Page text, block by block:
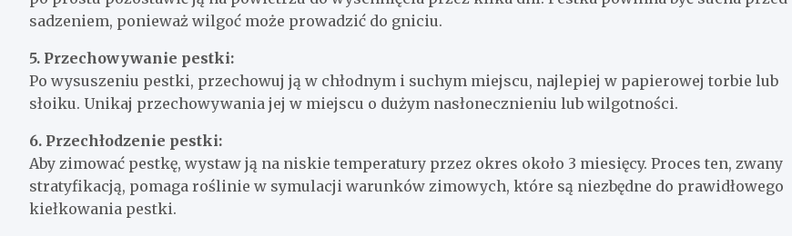
sadzeniem, ponieważ wilgoć może prowadzić do gniciu.
5. Przechowywanie pestki:
Po wysuszeniu pestki, przechowuj ją w chłodnym i suchym miejscu, najlepiej w papierowej torbie lub
słoiku. Unikaj przechowywania jej w miejscu o dużym nasłonecznieniu lub wilgotności.
6. Przechłodzenie pestki:
Aby zimować pestkę, wystaw ją na niskie temperatury przez okres około 3 miesięcy. Proces ten, zwany
stratyfikacją, pomaga roślinie w symulacji warunków zimowych, które są niezbędne do prawidłowego
kiełkowania pestki.